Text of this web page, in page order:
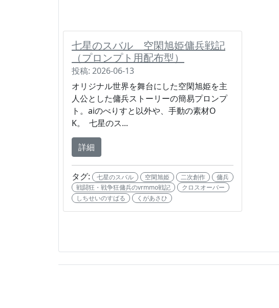
七星のスバル 空閑旭姫傭兵戦記
（プロンプト用配布型）
投稿: 2026-06-13
オリジナル世界を舞台にした空閑旭姫を主
人公とした傭兵ストーリーの簡易プロンプ
ト。aiのべりすと以外や、手動の素材O
K。 七星のス...
詳細
タグ: 七星のスバル 空閑旭姫 二次創作
傭兵
戦闘狂・戦争狂傭兵のvrmmo戦記
クロスオーバー
しちせいのすばる
くがあさひ